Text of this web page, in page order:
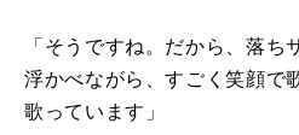
「そうですね。だから、落ち
浮かべながら、すごく笑顔で
歌っています」